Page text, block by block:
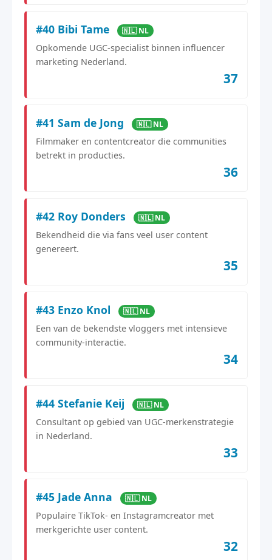
#40 Bibi Tame 🇳🇱 NL
Opkomende UGC-specialist binnen influencer
marketing Nederland.
37
#41 Sam de Jong 🇳🇱 NL
Filmmaker en contentcreator die communities
betrekt in producties.
36
#42 Roy Donders 🇳🇱 NL
Bekendheid die via fans veel user content
genereert.
35
#43 Enzo Knol 🇳🇱 NL
Een van de bekendste vloggers met intensieve
community-interactie.
34
#44 Stefanie Keij 🇳🇱 NL
Consultant op gebied van UGC-merkenstrategie
in Nederland.
33
#45 Jade Anna 🇳🇱 NL
Populaire TikTok- en Instagramcreator met
merkgerichte user content.
32